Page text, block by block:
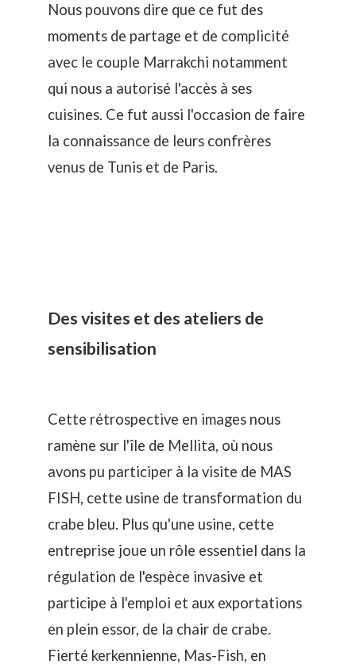
Nous pouvons dire que ce fut des
moments de partage et de complicité
avec le couple Marrakchi notamment
qui nous a autorisé l'accès à ses
cuisines. Ce fut aussi l'occasion de faire
la connaissance de leurs confrères
venus de Tunis et de Paris.
Des visites et des ateliers de
sensibilisation
Cette rétrospective en images nous
ramène sur l'île de Mellita, où nous
avons pu participer à la visite de MAS
FISH, cette usine de transformation du
crabe bleu. Plus qu'une usine, cette
entreprise joue un rôle essentiel dans la
régulation de l'espèce invasive et
participe à l'emploi et aux exportations
en plein essor, de la chair de crabe.
Fierté kerkennienne, Mas-Fish, en